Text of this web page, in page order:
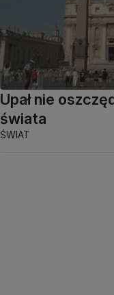
Upał nie
świata
ŚWIAT